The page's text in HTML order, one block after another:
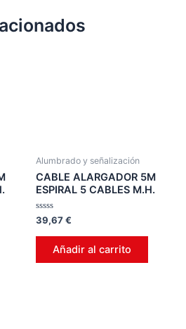
Alumbrado y señalización
CABLE ALARGADOR 5M
ESPIRAL 5 CABLES M.H.
Valorado
0
39,67€
Añadir al carrito